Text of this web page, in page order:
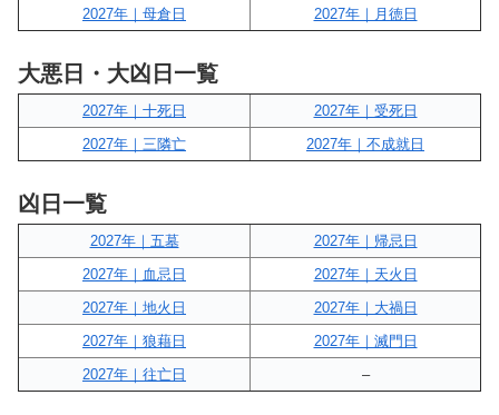
2027年｜母倉日
2027年｜月徳日
大悪日・大凶日一覧
2027年｜十死日
2027年｜受死日
2027年｜三隣亡
2027年｜不成就日
凶日一覧
2027年｜五墓
2027年｜帰忌日
2027年｜血忌日
2027年｜天火日
2027年｜地火日
2027年｜大禍日
2027年｜狼藉日
2027年｜滅門日
2027年｜往亡日
–